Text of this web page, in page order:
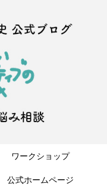
ワークショップ
公式ホームページ